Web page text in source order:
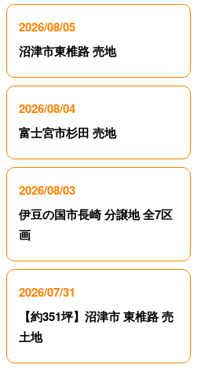
2026/08/05
沼津市東椎路 売地
2026/08/04
富士宮市杉田 売地
2026/08/03
伊豆の国市長崎 分譲地 全7区
画
2026/07/31
【約351坪】沼津市 東椎路 売
土地